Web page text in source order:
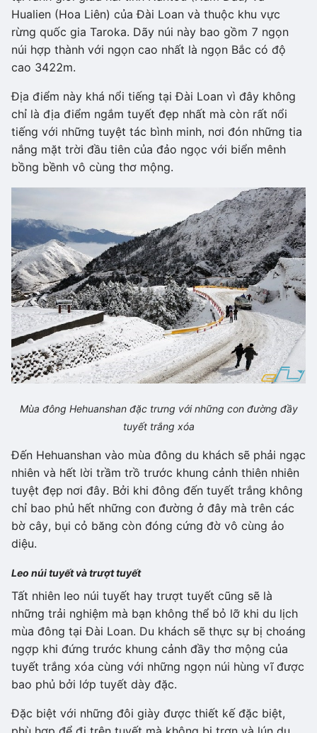
Hualien (Hoa Liên) của Đài Loan và thuộc khu vực
rừng quốc gia Taroka. Dãy núi này bao gồm 7 ngọn
núi hợp thành với ngọn cao nhất là ngọn Bắc có độ
cao 3422m.
Địa điểm này khá nổi tiếng tại Đài Loan vì đây không
chỉ là địa điểm ngắm tuyết đẹp nhất mà còn rất nổi
tiếng với những tuyệt tác bình minh, nơi đón những tia
nắng mặt trời đầu tiên của đảo ngọc với biển mênh
bồng bềnh vô cùng thơ mộng.
Mùa đông Hehuanshan đặc trưng với những con đường đầy
tuyết trắng xóa
Đến Hehuanshan vào mùa đông du khách sẽ phải ngạc
nhiên và hết lời trầm trồ trước khung cảnh thiên nhiên
tuyệt đẹp nơi đây. Bởi khi đông đến tuyết trắng không
chỉ bao phủ hết những con đường ở đây mà trên các
bờ cây, bụi cỏ băng còn đóng cứng đờ vô cùng ảo
diệu.
Leo núi tuyết và trượt tuyết
Tất nhiên leo núi tuyết hay trượt tuyết cũng sẽ là
những trải nghiệm mà bạn không thể bỏ lỡ khi du lịch
mùa đông tại Đài Loan. Du khách sẽ thực sự bị choáng
ngợp khi đứng trước khung cảnh đầy thơ mộng của
tuyết trắng xóa cùng với những ngọn núi hùng vĩ được
bao phủ bởi lớp tuyết dày đặc.
Đặc biệt với những đôi giày được thiết kế đặc biệt,